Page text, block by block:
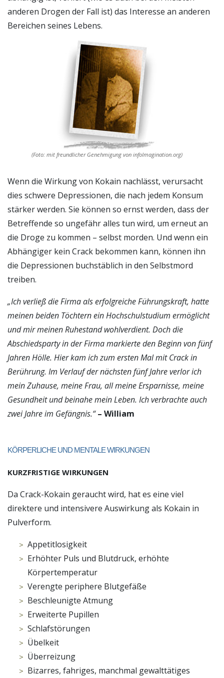
anderen Drogen der Fall ist) das Interesse an anderen
Bereichen seines Lebens.
(Foto: mit freundlicher Genehmigung von infoImagination.org)
Wenn die Wirkung von Kokain nachlässt, verursacht
dies schwere Depressionen, die nach jedem Konsum
stärker werden. Sie können so ernst werden, dass der
Betreffende so ungefähr alles tun wird, um erneut an
die Droge zu kommen – selbst morden. Und wenn ein
Abhängiger kein Crack bekommen kann, können ihn
die Depressionen buchstäblich in den Selbstmord
treiben.
„Ich verließ die Firma als erfolgreiche Führungskraft, hatte
meinen beiden Töchtern ein Hochschulstudium ermöglicht
und mir meinen Ruhestand wohlverdient. Doch die
Abschiedsparty in der Firma markierte den Beginn von fünf
Jahren Hölle. Hier kam ich zum ersten Mal mit Crack in
Berührung. Im Verlauf der nächsten fünf Jahre verlor ich
mein Zuhause, meine Frau, all meine Ersparnisse, meine
Gesundheit und beinahe mein Leben. Ich verbrachte auch
zwei Jahre im Gefängnis.“– William
KÖRPERLICHE UND MENTALE WIRKUNGEN
KURZFRISTIGE WIRKUNGEN
Da Crack-Kokain geraucht wird, hat es eine viel
direktere und intensivere Auswirkung als Kokain in
Pulverform.
Appetitlosigkeit
Erhöhter Puls und Blutdruck, erhöhte
Körpertemperatur
Verengte periphere Blutgefäße
Beschleunigte Atmung
Erweiterte Pupillen
Schlafstörungen
Übelkeit
Überreizung
Bizarres, fahriges, manchmal gewalttätiges